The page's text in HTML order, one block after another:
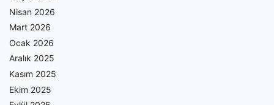
Nisan 2026
Mart 2026
Ocak 2026
Aralık 2025
Kasım 2025
Ekim 2025